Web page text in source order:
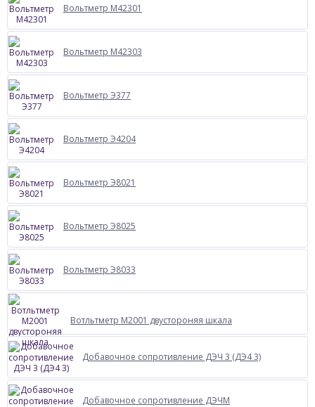
Вольтметр М42301
Вольтметр М42303
Вольтметр Э377
Вольтметр Э4204
Вольтметр Э8021
Вольтметр Э8025
Вольтметр Э8033
Вотльтметр М2001 двустороняя шкала
Добавочное сопротивление ДЭЧ 3 (ДЭ4 3)
Добавочное сопротивление ДЭЧМ